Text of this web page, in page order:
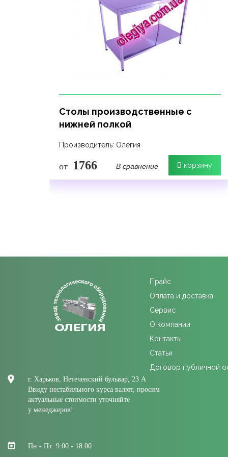
Столы производственные с
нижней полкой
Производитель: Олегия
от 1766 В корзину
В сравнение
Прайс
Оплата и доставка
Сервис
О компании
Контакты
Статьи
Договор публичной
г. Харьков, Нетеченский бульвар, 23 А
Ввиду нестабильного курса валют, просим
актуальные стоимости уточняйте
у менеджеров!
Пн - Пт: 9:00 - 18:00